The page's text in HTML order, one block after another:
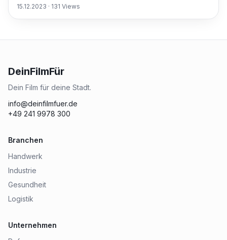
15.12.2023 · 131 Views
DeinFilmFür
Dein Film für deine Stadt.
info@deinfilmfuer.de
+49 241 9978 300
Branchen
Handwerk
Industrie
Gesundheit
Logistik
Unternehmen